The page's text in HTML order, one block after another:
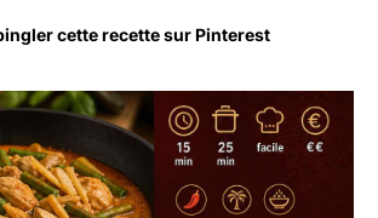
cette recette sur Pinterest